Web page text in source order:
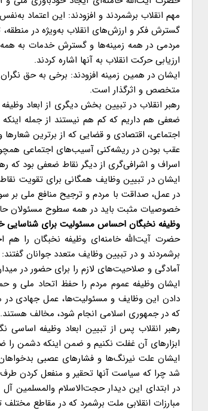
مهم انقلاب برشمردند و افزودند: این اعتماد
گسترش فکر و ارزش‌های انقلاب به‌ویژه در
مردمی در همه زمینه‌ها و گسترش خدمات به
ارزیابی حرکت انقلاب به آنها اشاره کردند.
ایشان در همین زمینه افزودند: برخی به حق
متخصص و اثرگذار است.
رهبر انقلاب در تبیین بخش دیگری از ابعاد
ضعفی هم داریم که کم هم نیستند از جمله
اجتماعی، اقتصادی و قضایی که از برترین
عقب بودن در ریشه‌کنی آسیب‌های اجتماعی
اسراف و اشرافی‌گری از دیگر نقاط ضعفی بود که
ایشان در تبیین وظایف همگانی برای تقویت
در عمل، صداقت با مردم و ترجیح منافع ملی بر
خصوصیات مثبت باید در همه سطوح مسئولان
وظیفه نخبگان احساس مسئولیت برای
حضرت آیت‌الله خامنه‌ای وظیفه نخبگان را
برشمردند و در تبیین وظایف متعدد جوانان
آمادگی و صلاحیت‌های لازم را برای حضور در
ایشان وظیفه عموم مردم را حفظ اتحاد ملی و
دادن این وظایف و مسئولیت‌ها، عمل جهادی
که در جمهوری اسلامی انجام شود، مخالف هستند.
رهبر انقلاب پس از تبیین ابعاد وظیفه اساسی
ابزارهای آن غفلت نکنیم و ضمن اینکه دشمن
ایشان علت نیرنگ‌ها و فشارهای عصبی
شد چرا که سیاست آنها تحقیر و منفعل کردن
در ابتدای این دیدار حجت‌الاسلام والمسلمین آل
مبارزات انقلابی ملت برشمرد که در مقاطع